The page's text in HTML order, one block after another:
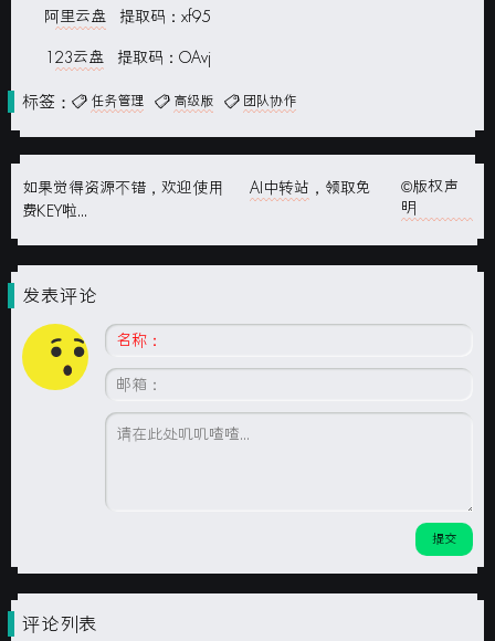
阿里云盘 提取码：xf95
123云盘 提取码：OAvj
标签： 任务管理 高级版 团队协作
如果觉得资源不错，欢迎使用 AI中转站 ，领取免
费KEY啦...
©版权声
明
发表评论
评论列表